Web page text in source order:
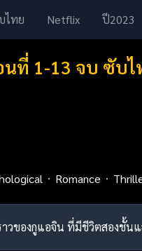
ไทย Netflix ปี2023
นที่ 1-13 จบ ซับไ
Romance
ราวของกูแอจิน ที่มีชีวิตสอง